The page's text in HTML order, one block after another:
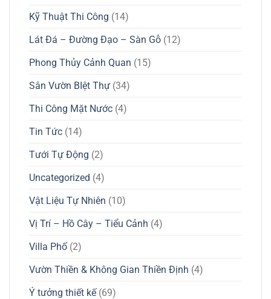
Kỹ Thuật Thi Công (14)
Lát Đá – Đường Đạo – Sàn Gỗ (12)
Phong Thủy Cảnh Quan (15)
Sân Vườn BIệt Thự (34)
Thi Công Mặt Nước (4)
Tin Tức (14)
Tưới Tự Động (2)
Uncategorized (4)
Vật Liệu Tự Nhiên (10)
Vị Trí – Hồ Cây – Tiểu Cảnh (4)
Villa Phố(2)
Vườn Thiền & Không Gian Thiền Định (4)
Ý tưởng thiết kế(69)